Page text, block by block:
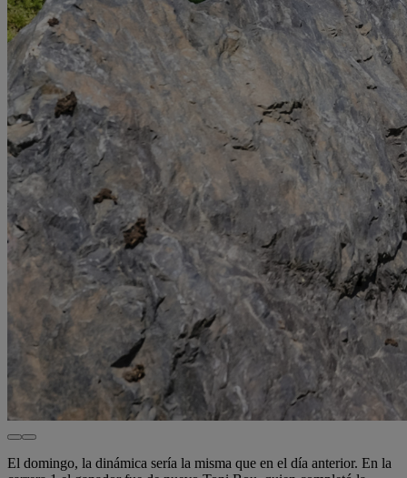
El domingo, la dinámica sería la misma que en el día anterior. En la